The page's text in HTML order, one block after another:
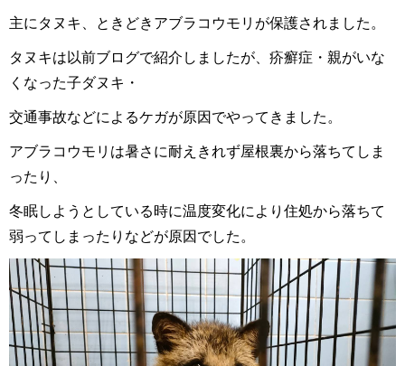
主にタヌキ、ときどきアブラコウモリが保護されました。
タヌキは以前ブログで紹介しましたが、疥癬症・親がいな
くなった子ダヌキ・
交通事故などによるケガが原因でやってきました。
アブラコウモリは暑さに耐えきれず屋根裏から落ちてしま
ったり、
冬眠しようとしている時に温度変化により住処から落ちて
弱ってしまったりなどが原因でした。